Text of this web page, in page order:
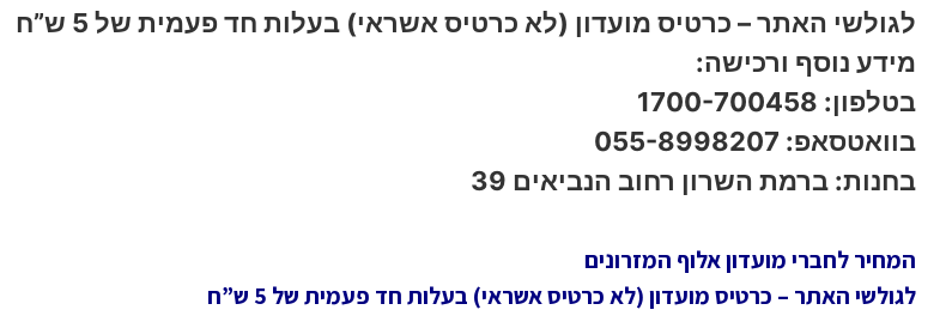
לגולשי האתר – כרטיס מועדון (לא כרטיס אשראי) בעלות חד פעמית של 5 ש”ח
מידע נוסף ורכישה:
בטלפון: 1700-700458
בוואטסאפ: 055-8998207
בחנות: ברמת השרון רחוב הנביאים 39
המחיר לחברי מועדון אלוף המזרונים
לגולשי האתר – כרטיס מועדון (לא כרטיס אשראי) בעלות חד פעמית של 5 ש”ח